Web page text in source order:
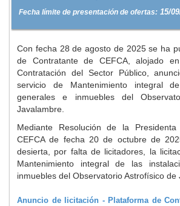
Fecha límite de presentación de ofertas: 15/
Con fecha 28 de agosto de 2025 se ha
de Contratante de CEFCA, alojado
Contratación del Sector Público,
servicio de Mantenimiento integral
generales e inmuebles del
Javalambre.
Mediante Resolución de la
CEFCA de fecha 20 de octubre de
desierta, por falta de licitadores, la
Mantenimiento integral de las
inmuebles del Observatorio Astrofísico de
Anuncio de licitación - Plataforma de